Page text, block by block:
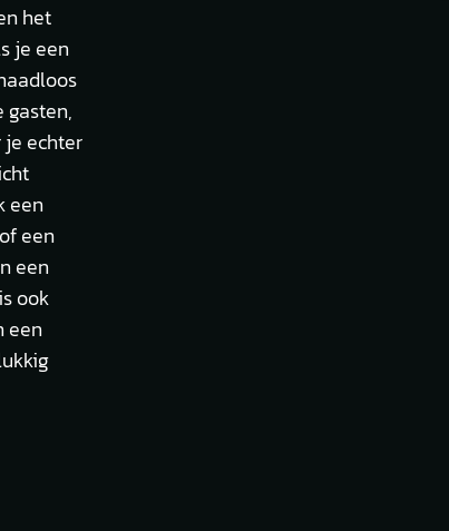
het
je een
gasten,
echter
een
een
een
ook
een